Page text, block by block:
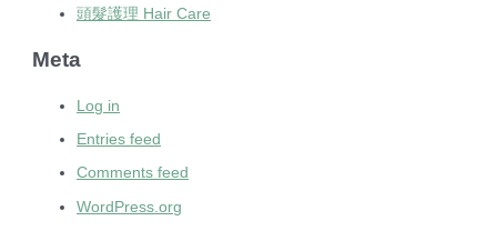
頭髮護理 Hair Care
Meta
Log in
Entries feed
Comments feed
WordPress.org